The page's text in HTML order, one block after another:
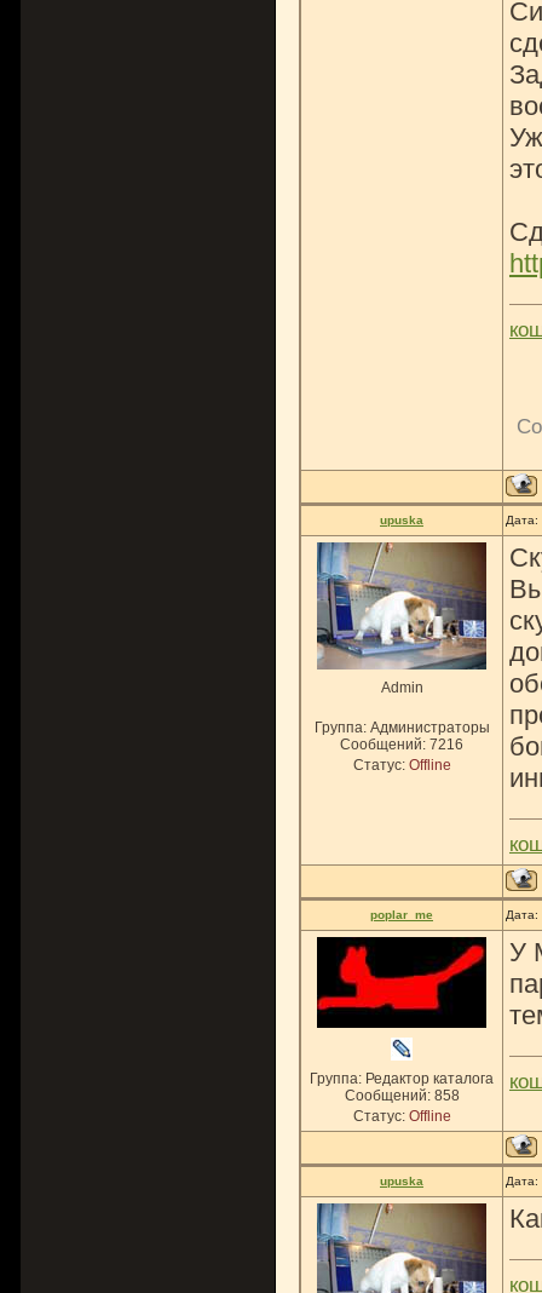
upuska
Admin
Группа: Администраторы
Сообщений: 7216
Статус: Offline
poplar_me Дата:
Группа: Редактор каталога
Сообщений: 858
Статус: Offline
У
upuska Дата: